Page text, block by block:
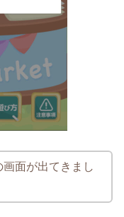
面が出てきまし